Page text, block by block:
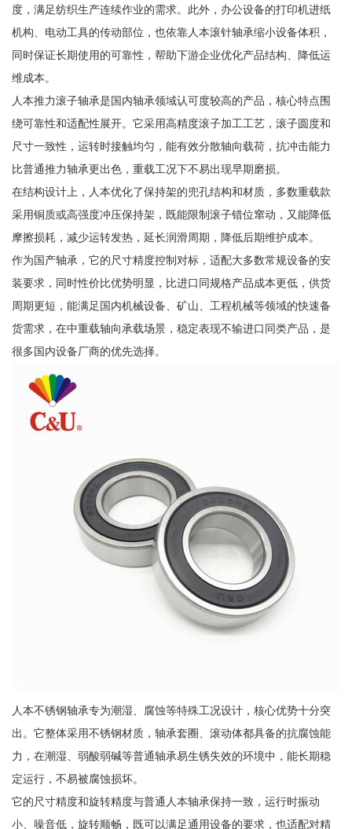
度，满足纺织生产连续作业的需求。此外，办公设备的打印机进纸
机构、电动工具的传动部位，也依靠人本滚针轴承缩小设备体积，
同时保证长期使用的可靠性，帮助下游企业优化产品结构、降低运
维成本。
人本推力滚子轴承是国内轴承领域认可度较高的产品，核心特点围
绕可靠性和适配性展开。它采用高精度滚子加工工艺，滚子圆度和
尺寸一致性，运转时接触均匀，能有效分散轴向载荷，抗冲击能力
比普通推力轴承更出色，重载工况下不易出现早期磨损。
在结构设计上，人本优化了保持架的兜孔结构和材质，多数重载款
采用铜质或高强度冲压保持架，既能限制滚子错位窜动，又能降低
摩擦损耗，减少运转发热，延长润滑周期，降低后期维护成本。
作为国产轴承，它的尺寸精度控制对标，适配大多数常规设备的安
装要求，同时性价比优势明显，比进口同规格产品成本更低，供货
周期更短，能满足国内机械设备、矿山、工程机械等领域的快速备
货需求，在中重载轴向承载场景，稳定表现不输进口同类产品，是
很多国内设备厂商的优先选择。
人本不锈钢轴承专为潮湿、腐蚀等特殊工况设计，核心优势十分突
出。它整体采用不锈钢材质，轴承套圈、滚动体都具备的抗腐蚀能
力，在潮湿、弱酸弱碱等普通轴承易生锈失效的环境中，能长期稳
定运行，不易被腐蚀损坏。
它的尺寸精度和旋转精度与普通人本轴承保持一致，运行时振动
小、噪音低，旋转顺畅，既可以满足通用设备的要求，也适配对精